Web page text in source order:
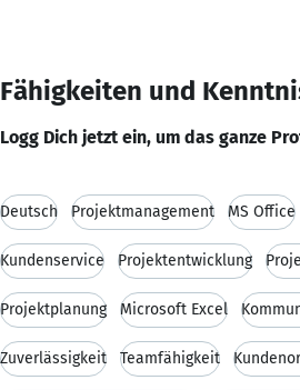
Fähigkeiten und
Logg Dich jetzt ein, um das ganze
Deutsch Projektmanagement MS Office
Kundenservice Projektentwicklung
Projektplanung Microsoft Excel
Zuverlässigkeit Teamfähigkeit